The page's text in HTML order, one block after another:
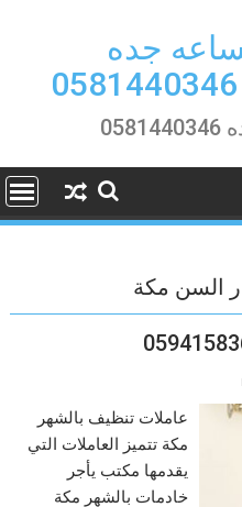
جده
السن مكة
عاملات تنظيف بالشهر
مكة تتميز العاملات التي
يقدمها مكتب يأجر
خادمات بالشهر مكة